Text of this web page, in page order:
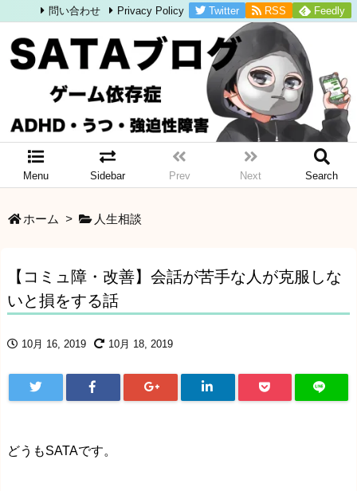
Menu Sidebar Prev Next Search
問い合わせ Privacy Policy Twitter RSS Feedly
ホーム > 人生相談
【コミュ障・改善】会話が苦手な人が克服しな
いと損をする話
10月 16, 2019 10月 18, 2019
どうもSATAです。